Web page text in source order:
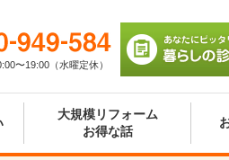
び 暮らしの診断
〜19:00（水曜定休）
大規模リフォーム
お得な話